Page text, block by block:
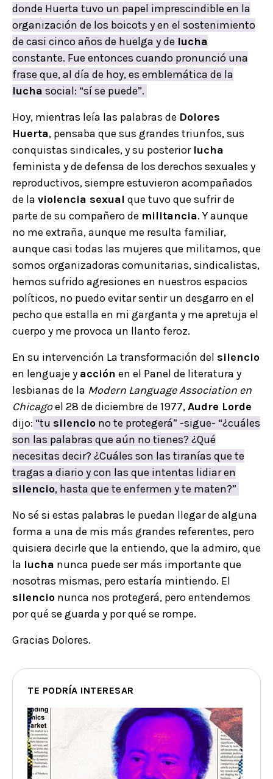
donde Huerta tuvo un papel imprescindible en la
organización de los boicots y en el sostenimiento
de casi cinco años de huelga y de lucha
constante. Fue entonces cuando pronunció una
frase que, al día de hoy, es emblemática de la
lucha social: “sí se puede”.
Hoy, mientras leía las palabras de Dolores
Huerta, pensaba que sus grandes triunfos, sus
conquistas sindicales, y su posterior lucha
feminista y de defensa de los derechos sexuales y
reproductivos, siempre estuvieron acompañados
de la violencia sexual que tuvo que sufrir de
parte de su compañero de militancia. Y aunque
no me extraña, aunque me resulta familiar,
aunque casi todas las mujeres que militamos, que
somos organizadoras comunitarias, sindicalistas,
hemos sufrido agresiones en nuestros espacios
políticos, no puedo evitar sentir un desgarro en el
pecho que estalla en mi garganta y me apretuja el
cuerpo y me provoca un llanto feroz.
En su intervención La transformación del silencio
en lenguaje y acción en el Panel de literatura y
lesbianas de la Modern Language Association en
Chicagoel 28 de diciembre de 1977,Audre Lorde
dijo: “tu silencio no te protegerá” -sigue- “¿cuáles
son las palabras que aún no tienes? ¿Qué
necesitas decir? ¿Cuáles son las tiranías que te
tragas a diario y con las que intentas lidiar en
silencio, hasta que te enfermen y te maten?”
No sé si estas palabras le puedan llegar de alguna
forma a una de mis más grandes referentes, pero
quisiera decirle que la entiendo, que la admiro, que
la lucha nunca puede ser más importante que
nosotras mismas, pero estaría mintiendo. El
silencio nunca nos protegerá, pero entendemos
por qué se guarda y por qué se rompe.
Gracias Dolores.
TE PODRÍA INTERESAR